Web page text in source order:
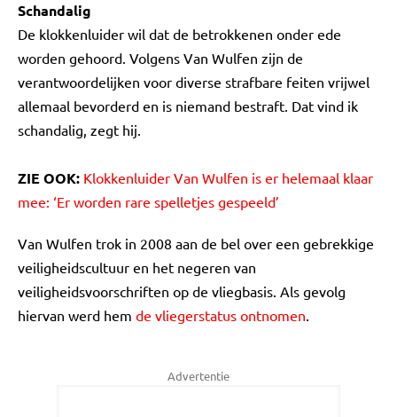
Schandalig
De klokkenluider wil dat de betrokkenen onder ede
worden gehoord. Volgens Van Wulfen zijn de
verantwoordelijken voor diverse strafbare feiten vrijwel
allemaal bevorderd en is niemand bestraft. Dat vind ik
schandalig, zegt hij.
ZIE OOK: Klokkenluider Van Wulfen is er helemaal klaar
mee: ‘Er worden rare spelletjes gespeeld’
Van Wulfen trok in 2008 aan de bel over een gebrekkige
veiligheidscultuur en het negeren van
veiligheidsvoorschriften op de vliegbasis. Als gevolg
hiervan werd hem de vliegerstatus ontnomen.
Advertentie